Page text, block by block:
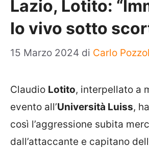
Lazio, Lotito:
Io vivo sotto
15 Marzo 2024 di Carlo
Claudio Lotito, interpellato a
evento all’Università Luiss,
così l’aggressione subita
dall’attaccante e capitano